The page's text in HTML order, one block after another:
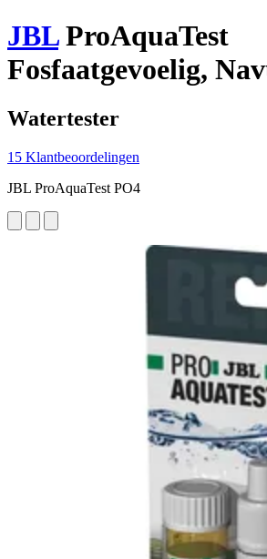
JBLProAquaTest
Fosfaatgevoelig,
Watertester
15 Klantbeoordelingen
JBL ProAquaTest PO4